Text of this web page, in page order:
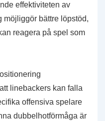
effektiviteten av
möjliggör bättre löpstöd,
reagera på spel som
linebackers kan falla
offensiva spelare
dubbelhotförmåga är